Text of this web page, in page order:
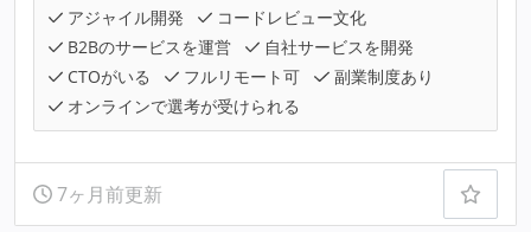
アジャイル開発
コードレビュー文化
B2Bのサービスを運営
自社サービスを開発
CTOがいる
フルリモート可
副業制度あり
オンラインで選考が受けられる
7ヶ月前更新